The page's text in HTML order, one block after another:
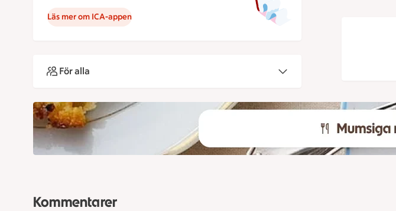
Läs mer om ICA-appen
För alla
Kommentarer